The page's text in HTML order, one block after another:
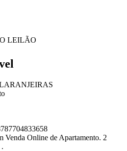
LEILÃO
Venda Online de Apartamento. 2